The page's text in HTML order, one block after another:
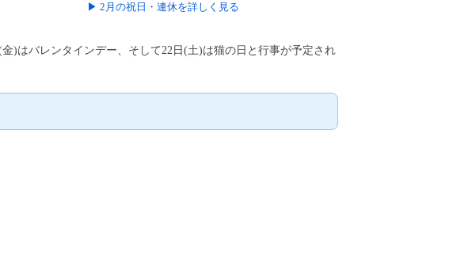
▶ 2月の祝日・連休を詳しく見る
)はバレンタインデー、そして22日(土)は猫の日と行事が予定され